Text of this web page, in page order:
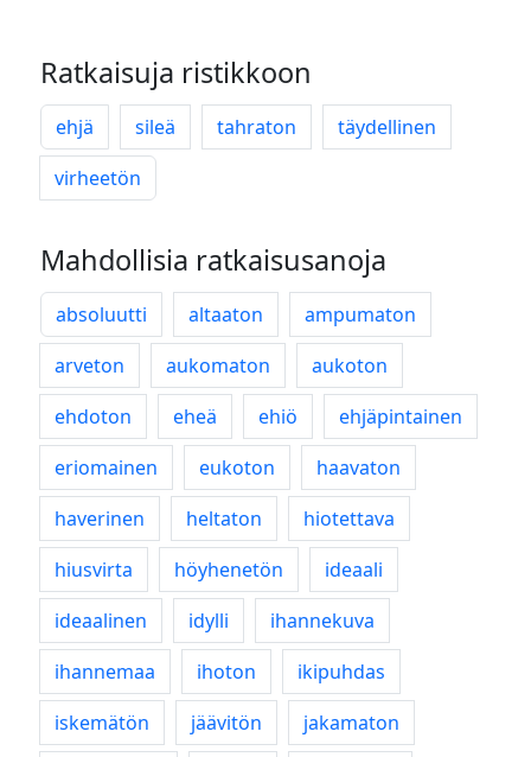
Ratkaisuja ristikkoon
ehjä sileä tahraton
täydellinen
virheetön
Mahdollisia ratkaisusanoja
absoluutti altaaton
ampumaton
arveton
aukomaton
aukoton
ehdoton
eheä ehiö
ehjäpintainen
eriomainen
eukoton
haavaton
haverinen
heltaton
hiotettava
hiusvirta
höyhenetön
ideaali
ideaalinen
idylli
ihannekuva
ihannemaa
ihoton
ikipuhdas
iskemätön
jäävitön
jakamaton